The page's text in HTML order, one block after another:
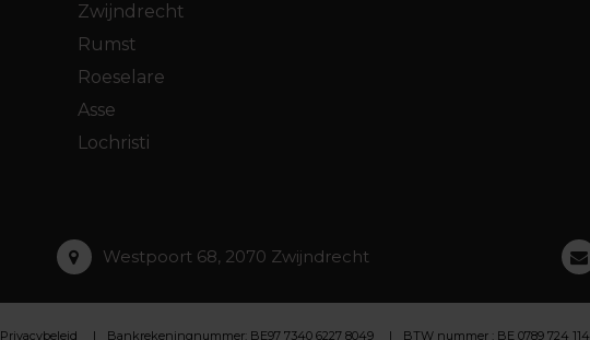
Zwijndrecht
Rumst
Roeselare
Asse
Lochristi
Westpoort 68, 2070 Zwijndrecht
Privacybeleid Bankrekeningnummer: BE97 7340 6227 8049 BTW nummer : BE 0789 724 114